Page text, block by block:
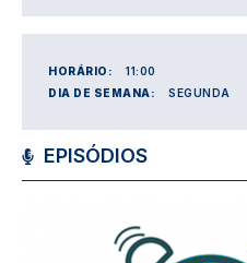
HORÁRIO:
11:00
DIA DE SEMANA:
SEGUNDA
EPISÓDIOS